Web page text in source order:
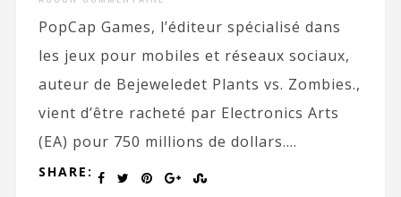
PopCap Games, l’éditeur spécialisé dans
les jeux pour mobiles et réseaux sociaux,
auteur de Bejeweledet Plants vs. Zombies.,
vient d’être racheté par Electronics Arts
(EA) pour 750 millions de dollars....
SHARE: